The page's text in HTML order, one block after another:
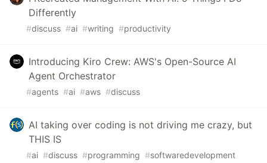
Differently
#discuss #ai #writing #productivity
Introducing Kiro Crew: AWS's Open-Source AI
Agent Orchestrator
#agents #ai #aws #discuss
AI taking over coding is not driving me crazy, but
THIS IS
#ai #discuss #programming #softwaredevelopment